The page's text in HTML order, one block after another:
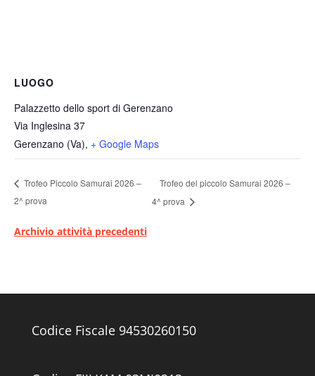
LUOGO
Palazzetto dello sport di Gerenzano
Via Inglesina 37
Gerenzano (Va), + Google Maps
Trofeo Piccolo Samurai 2026 –
2^ prova
Trofeo del piccolo Samurai 2026 –
4^ prova
Archivio attività precedenti
Codice Fiscale 94530260150